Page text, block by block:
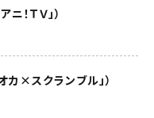
！ＴＶ」）
カ×スクランブル」）